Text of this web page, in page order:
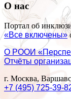
О нас
Портал об
«Все включены»
О РООИ
Отчёты
г. Москва,
+7 (495) 725-39-